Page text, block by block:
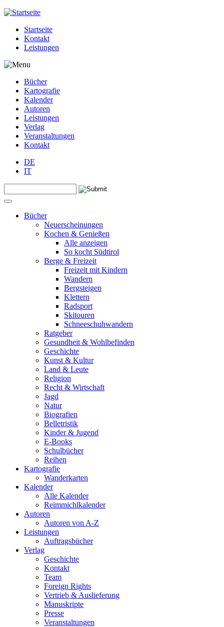
Jump to navigation
Startseite
Kontakt
Leistungen
Bücher
Kartografie
Kalender
Autoren
Leistungen
Verlag
Veranstaltungen
Kontakt
DE
IT
Suchformular
Bücher
Neuerscheinungen
Kochen & Genießen
Alle anzeigen
So kocht Südtirol
Berge & Freizeit
Freizeit mit Kindern
Wandern
Bergsteigen
Klettern
Radsport
Skitouren
Schneeschuhwandern
Ratgeber
Gesundheit & Wohlbefinden
Geschichte
Kunst & Kultur
Land & Leute
Religion
Recht & Wirtschaft
Jagd
Natur
Biografien
Belletristik
Kinder & Jugend
E-Books
Schulbücher
Reihen
Kartografie
Wanderkarten
Kalender
Alle Kalender
Reimmichlkalender
Autoren
Autoren von A-Z
Leistungen
Auftragsbücher
Verlag
Geschichte
Kontakt
Team
Foreign Rights
Vertrieb & Auslieferung
Manuskripte
Presse
Veranstaltungen